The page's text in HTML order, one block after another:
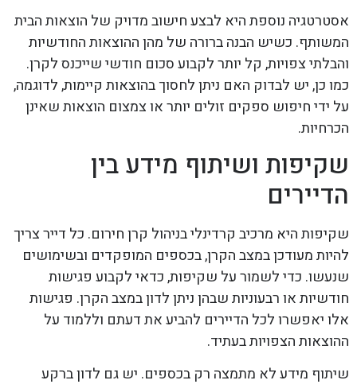
אסטרטגיה נוספת היא לבצע חישוב מדויק של הוצאות הבית
המשותף. כשיש הבנה ברורה של מהן ההוצאות החודשיות
והבלתי צפויות, קל יותר לקבוע סכום חודשי שייכנס לקרן.
כמו כן, יש לבדוק האם ניתן לחסוך בהוצאות קיימות, לדוגמה,
על ידי חיפוש ספקים זולים יותר או צמצום הוצאות שאינן
הכרחיות.
שקיפות ושיתוף מידע בין
הדיירים
שקיפות היא מרכיב קרדינלי בניהול קרן חירום. כל דייר צריך
להיות מעודכן במצב הקרן, בכספים המופקדים ובשימושים
שנעשו. כדי לשמור על שקיפות, כדאי לקבוע פגישות
חודשיות או רבעוניות שבהן ניתן לדון במצב הקרן. פגישות
אלו יאפשרו לכל הדיירים להביע את דעתם וללמוד על
ההוצאות הצפויות בעתיד.
שיתוף מידע לא מתמצה רק בכספים. יש גם לדון ברקע